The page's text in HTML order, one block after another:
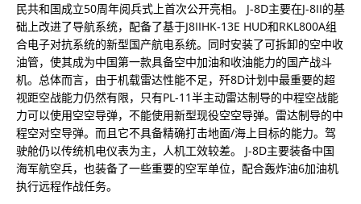
民共和国成立50周年阅兵式上首次公开亮相。 J-8D主要在J-8II的基
础上改进了导航系统，配备了基于J8IIHK-13E HUD和RKL800A组
合电子对抗系统的新型国产航电系统。同时安装了可拆卸的空中收
油管，使其成为中国第一款具备空中加油和收油能力的国产战斗
机。总体而言，由于机载雷达性能不足，歼8D计划中最重要的超
视距空战能力仍然有限，只有PL-11半主动雷达制导的中程空战能
力可以使用空空导弹，不能使用新型现役空空导弹。雷达制导的中
程空对空导弹。而且它不具备精确打击地面/海上目标的能力。驾
驶舱仍以传统机电仪表为主，人机工效较差。 J-8D主要装备中国
海军航空兵，也装备了一些重要的空军单位，配合轰炸油6加油机
执行远程作战任务。